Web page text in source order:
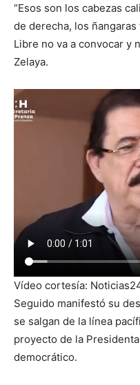
“Esos son los cabezas
de derecha, los
Libre no va a convocar y
Zelaya.
Vídeo cortesía:
Seguido manifestó su
se salgan de la línea
proyecto de la
democrático.